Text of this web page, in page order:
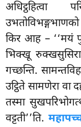
अधिट्ठहित्वा
किर आह – ‘‘मयं
भिक्खू
गच्छन्ति.
उट्ठिते सामणेरा वा
तस्मा
वट्टती’’ति.